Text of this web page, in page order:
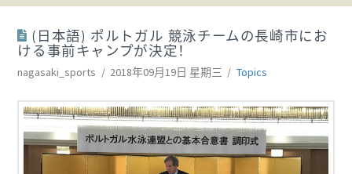
(日本語) ポルトガル 競泳チームの長崎市にお
ける事前キャンプが決定！
nagasaki_sports 2018年09月19日 星期三 Topics